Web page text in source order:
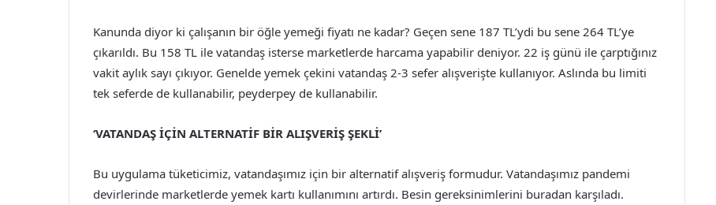
Kanunda diyor ki çalışanın bir öğle yemeği fiyatı ne kadar? Geçen sene 187 TL’ydi bu sene 264 TL’ye
çıkarıldı. Bu 158 TL ile vatandaş isterse marketlerde harcama yapabilir deniyor. 22 iş günü ile çarptığınız
vakit aylık sayı çıkıyor. Genelde yemek çekini vatandaş 2-3 sefer alışverişte kullanıyor. Aslında bu limiti
tek seferde de kullanabilir, peyderpey de kullanabilir.
‘VATANDAŞ İÇİN ALTERNATİF BİR ALIŞVERİŞ ŞEKLİ’
Bu uygulama tüketicimiz, vatandaşımız için bir alternatif alışveriş formudur. Vatandaşımız pandemi
devirlerinde marketlerde yemek kartı kullanımını artırdı. Besin gereksinimlerini buradan karşıladı.